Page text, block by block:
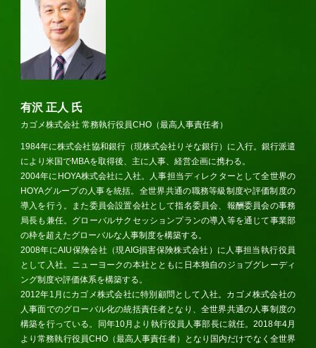
有沢 正人 氏
カゴメ株式会社 常務執行役員CHO（最高人事責任者）
1984年に株式会社協和銀行（現株式会社りそな銀行）に入行。銀行派遣
により米国でMBAを取得後、主に人事、経営企画に携わる。
2004年にHOYA株式会社に入社。人事担当ディレクターとして全世界の
HOYAグループの人事を統括。全世界共通の職務等級制度や評価制度の
導入を行う。また委員会設置会社として指名委員会、報酬委員会の事務
局長も兼任。グローバルサクセッションプランの導入等を通じて事業部
の枠を超えたグローバルな人事制度を構築する。
2008年にAIU保険会社（現AIG損害保険株式会社）に人事担当執行役員
として入社。ニューヨークの本社とともに日本独自のジョブグレーディ
ング制度や評価体系を構築する。
2012年1月にカゴメ株式会社に特別顧問として入社。カゴメ株式会社の
人事面でのグローバル化の統括責任者となり、全世界共通の人事制度の
構築を行っている。同年10月より執行役員人事部長に就任。2018年4月
より常務執行役員CHO（最高人事責任者）となり国内だけでなく全世界